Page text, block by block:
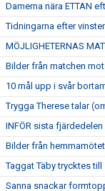
Damerna nära ETTAN
Tidningarna efter
MÖJLIGHETERNAS
Bilder från matchen
10 mål upp i svår
Trygga Therese talar
INFÖR sista fjärdedelen
Bilder från
Taggat Täby trycktes till
Sanna snackar